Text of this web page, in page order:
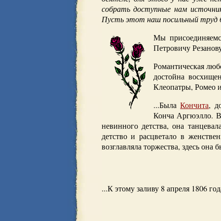
собрать доступные нам
Пусть этот наш посильный труд
Мы
Петровичу
Романтическая
достойна
Клеопатры, Ромео
...БылаКончита,
Конча Аргюэлло. В
невинного детства, она
детство и расцветало в
возглавляла торжества, здесь она
...К этому заливу 8 апреля 1806